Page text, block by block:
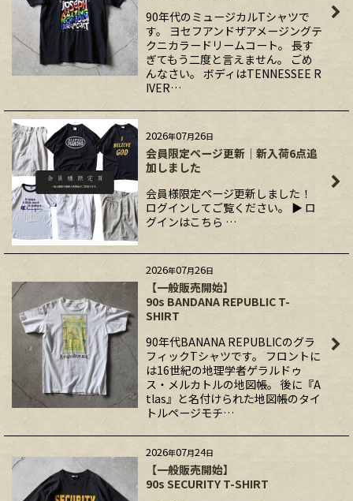
90年代のミュージカルTシャツで
す。 ヨセフアンドザアメージングテ
クニカラードリームコート。 長す
ぎてもう二度と言えません。 ごめ
んなさい。 ボディはTENNESSEE R
IVER…
2026年07月26日
会員限定ページ更新｜新入荷6点追
加しました
会員様限定ページ更新しました！
ログインしてご覧ください。 ▶ ロ
グインはこちら …
2026年07月26日
【一般販売開始】
90s BANDANA REPUBLIC T-
SHIRT
90年代BANANA REPUBLICのグラ
フィックTシャツです。 フロントに
は16世紀の地理学者ゲラルドゥ
ス・メルカトルの地図帳。 後に『A
tlas』と名付けられた地図帳のタイ
トルページモチ…
2026年07月24日
【一般販売開始】
90s SECURITY T-SHIRT